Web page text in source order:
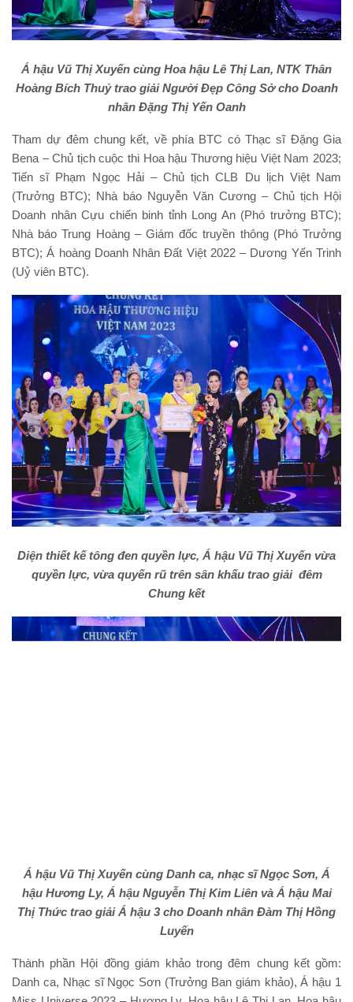
Á hậu Vũ Thị Xuyến cùng Hoa hậu Lê Thị Lan, NTK Thân
Hoàng Bích Thuỷ trao giải Người Đẹp Công Sở cho Doanh
nhân Đặng Thị Yến Oanh
Tham dự đêm chung kết, về phía BTC có Thạc sĩ Đặng Gia
Bena – Chủ tịch cuộc thi Hoa hậu Thương hiệu Việt Nam 2023;
Tiến sĩ Phạm Ngọc Hải – Chủ tịch CLB Du lịch Việt Nam
(Trưởng BTC); Nhà báo Nguyễn Văn Cương – Chủ tịch Hội
Doanh nhân Cựu chiến binh tỉnh Long An (Phó trưởng BTC);
Nhà báo Trung Hoàng – Giám đốc truyền thông (Phó Trưởng
BTC); Á hoàng Doanh Nhân Đất Việt 2022 – Dương Yến Trinh
(Uỷ viên BTC).
Diện thiết kế tông đen quyền lực, Á hậu Vũ Thị Xuyến vừa
quyền lực, vừa quyến rũ trên sân khấu trao giải đêm
Chung kết
Á hậu Vũ Thị Xuyến cùng Danh ca, nhạc sĩ Ngọc Sơn, Á
hậu Hương Ly, Á hậu Nguyễn Thị Kim Liên và Á hậu Mai
Thị Thức trao giải Á hậu 3 cho Doanh nhân Đàm Thị Hồng
Luyến
Thành phần Hội đồng giám khảo trong đêm chung kết gồm:
Danh ca, Nhạc sĩ Ngọc Sơn (Trưởng Ban giám khảo), Á hậu 1